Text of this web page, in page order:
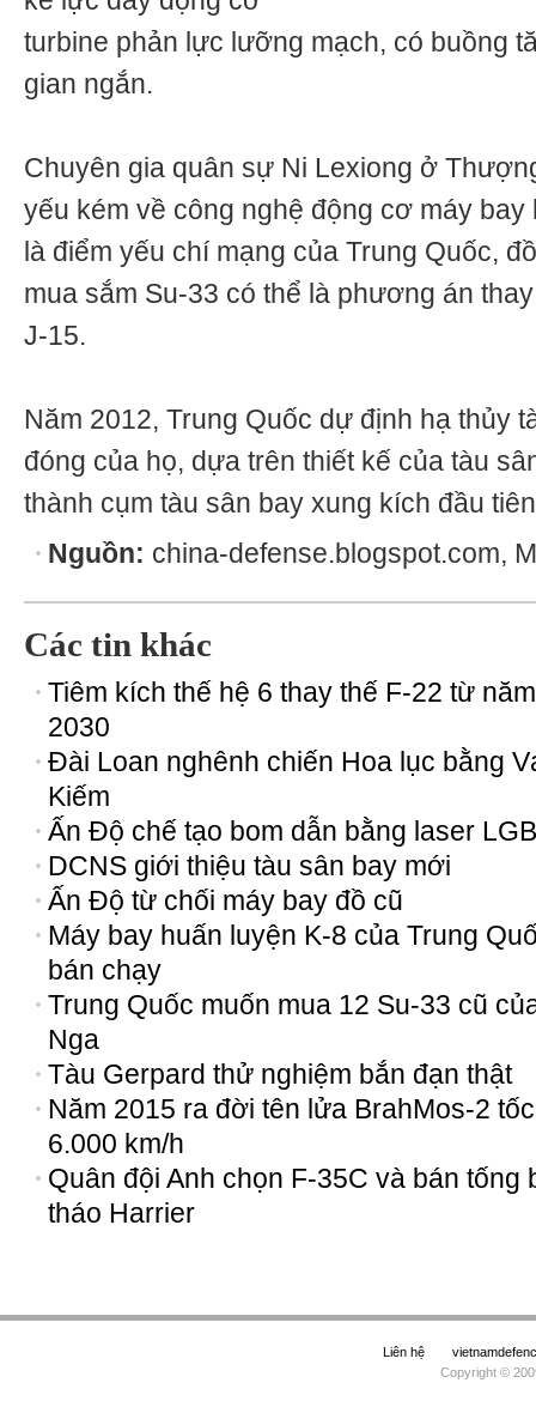
turbine phản lực lưỡng mạch, có buồng
gian ngắn.
Chuyên gia quân sự Ni Lexiong ở
yếu kém về công nghệ động cơ máy bay
là điểm yếu chí mạng của Trung Quốc,
mua sắm Su-33 có thể là phương án
J-15.
Năm 2012, Trung Quốc dự định hạ thủy
đóng của họ, dựa trên thiết kế của tàu
thành cụm tàu sân bay xung kích đầu
Nguồn: china-defense.blogspot.com,
Các tin khác
Tiêm kích thế hệ 6 thay thế F-22 từ năm
2030
Đài Loan nghênh chiến Hoa lục bằng
Kiếm
Ấn Độ chế tạo bom dẫn bằng laser LGB
DCNS giới thiệu tàu sân bay mới
Ấn Độ từ chối máy bay đồ cũ
Máy bay huấn luyện K-8 của Trung
bán chạy
Trung Quốc muốn mua 12 Su-33 cũ
Nga
Tàu Gerpard thử nghiệm bắn đạn thật
Năm 2015 ra đời tên lửa BrahMos-2
6.000 km/h
Quân đội Anh chọn F-35C và bán tống
tháo Harrier
Liên hệ
Copyright ©